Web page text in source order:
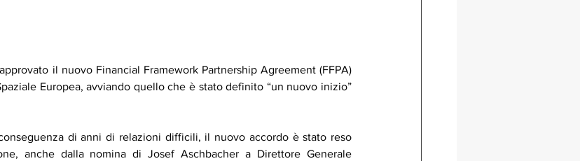
il nuovo Financial Framework Partnership Agreement (FFPA)
Europea, avviando quello che è stato definito “un nuovo inizio”
di anni di relazioni difficili, il nuovo accordo è stato reso
anche dalla nomina di Josef Aschbacher a Direttore Generale